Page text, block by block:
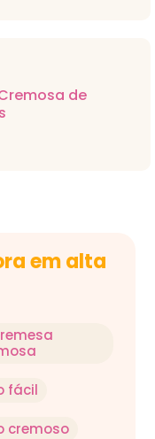
de
em alta
fácil
cremoso